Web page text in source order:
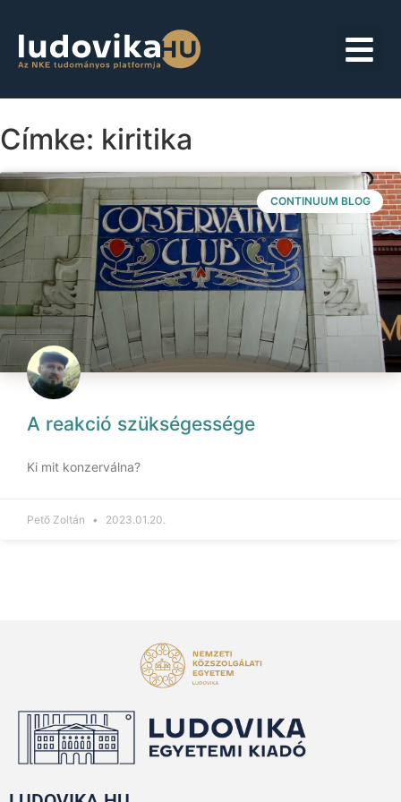
Címke: kiritika
CONTINUUM BLOG
A reakció szükségessége
Ki mit konzerválna?
Pető Zoltán 2023.01.20.